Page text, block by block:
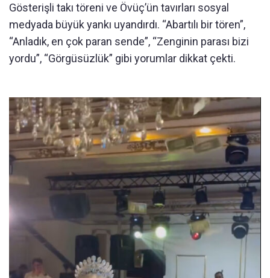
Gösterişli takı töreni ve Övüç’ün tavırları sosyal
medyada büyük yankı uyandırdı. “Abartılı bir tören”,
“Anladık, en çok paran sende”, “Zenginin parası bizi
yordu”, “Görgüsüzlük” gibi yorumlar dikkat çekti.